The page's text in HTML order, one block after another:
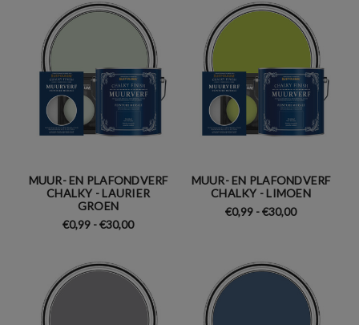
MUUR- EN PLAFONDVERF
CHALKY - LAURIER
GROEN
€0,99 - €30,00
MUUR- EN PLAFONDVERF
CHALKY - LIMOEN
€0,99 - €30,00